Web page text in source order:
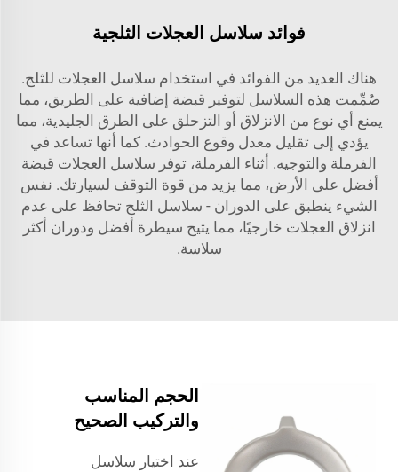
فوائد سلاسل العجلات الثلجية
هناك العديد من الفوائد في استخدام سلاسل العجلات للثلج.
صُمِّمت هذه السلاسل لتوفير قبضة إضافية على الطريق، مما
يمنع أي نوع من الانزلاق أو التزحلق على الطرق الجليدية، مما
يؤدي إلى تقليل معدل وقوع الحوادث. كما أنها تساعد في
الفرملة والتوجيه. أثناء الفرملة، توفر سلاسل العجلات قبضة
أفضل على الأرض، مما يزيد من قوة التوقف لسيارتك. نفس
الشيء ينطبق على الدوران - سلاسل الثلج تحافظ على عدم
انزلاق العجلات خارجيًا، مما يتيح سيطرة أفضل ودوران أكثر
سلاسة.
الحجم المناسب
والتركيب الصحيح
عند اختيار سلاسل